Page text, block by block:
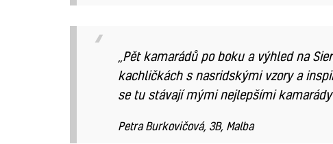
„Pět kamarádů po boku a výhled na
kachličkách s nasridskými vzory a
se tu stávají mými nejlepšími
Petra Burkovičová, 3B, Malba